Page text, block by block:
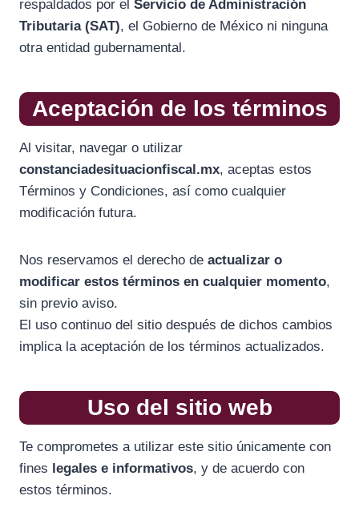
respaldados por el Servicio de Administración
Tributaria (SAT), el Gobierno de México ni ninguna
otra entidad gubernamental.
Aceptación de los términos
Al visitar, navegar o utilizar
constanciadesituacionfiscal.mx, aceptas estos
Términos y Condiciones, así como cualquier
modificación futura.
Nos reservamos el derecho de actualizar o
modificar estos términos en cualquier momento,
sin previo aviso.
El uso continuo del sitio después de dichos cambios
implica la aceptación de los términos actualizados.
Uso del sitio web
Te comprometes a utilizar este sitio únicamente con
fines legales e informativos, y de acuerdo con
estos términos.